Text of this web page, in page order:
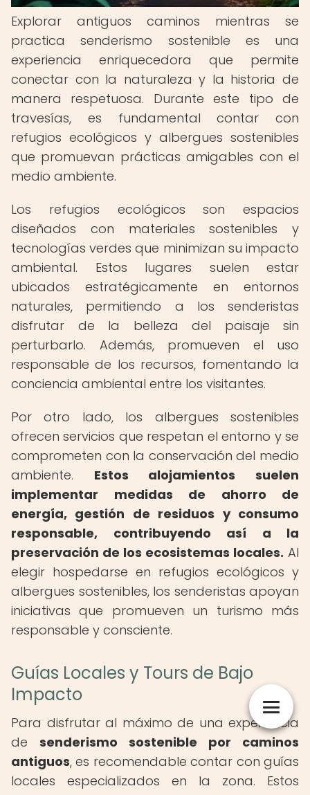
Explorar antiguos caminos mientras se
practica senderismo sostenible es una
experiencia enriquecedora que permite
conectar con la naturaleza y la historia de
manera respetuosa. Durante este tipo de
travesías, es fundamental contar con
refugios ecológicos y albergues sostenibles
que promuevan prácticas amigables con el
medio ambiente.
Los refugios ecológicos son espacios
diseñados con materiales sostenibles y
tecnologías verdes que minimizan su impacto
ambiental. Estos lugares suelen estar
ubicados estratégicamente en entornos
naturales, permitiendo a los senderistas
disfrutar de la belleza del paisaje sin
perturbarlo. Además, promueven el uso
responsable de los recursos, fomentando la
conciencia ambiental entre los visitantes.
Por otro lado, los albergues sostenibles
ofrecen servicios que respetan el entorno y se
comprometen con la conservación del medio
ambiente. Estos alojamientos suelen
implementar medidas de ahorro de
energía, gestión de residuos y consumo
responsable, contribuyendo así a la
preservación de los ecosistemas locales. Al
elegir hospedarse en refugios ecológicos y
albergues sostenibles, los senderistas apoyan
iniciativas que promueven un turismo más
responsable y consciente.
Guías Locales y Tours de Bajo
Impacto
Para disfrutar al máximo de una experiencia
de senderismo sostenible por caminos
antiguos, es recomendable contar con guías
locales especializados en la zona. Estos